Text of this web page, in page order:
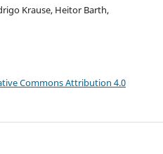
Krause, Heitor Barth,
Commons Attribution 4.0